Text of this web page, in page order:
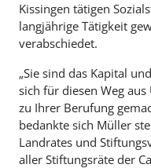
Kissingen tätigen
langjährige Tätigkeit
verabschiedet.
„Sie sind das Kapital
sich für diesen Weg
zu Ihrer Berufung
bedankte sich Müller
Landrates und
aller Stiftungsräte der